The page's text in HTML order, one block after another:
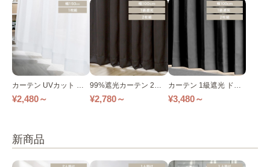
カーテン UVカット レ
ースカーテン 1枚組 幅1
¥2,480～
99%遮光カーテン 2枚
組 幅100cm×丈120～2
¥2,780～
カーテン 1級遮光 ドレ
ープカーテン 2枚組 幅1
¥3,480～
新商品